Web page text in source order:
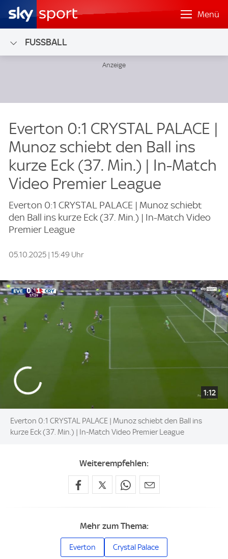
Menü
FUSSBALL
Everton 0:1 CRYSTAL PALACE |
Munoz schiebt den Ball ins
kurze Eck (37. Min.) | In-Match
Video Premier League
Everton 0:1 CRYSTAL PALACE | Munoz schiebt
den Ball ins kurze Eck (37. Min.) | In-Match Video
Premier League
05.10.2025 | 15:49 Uhr
1:12
Everton 0:1 CRYSTAL PALACE | Munoz schiebt den Ball ins
kurze Eck (37. Min.) | In-Match Video Premier League
Weiterempfehlen:
Mehr zum Thema:
Everton Crystal Palace